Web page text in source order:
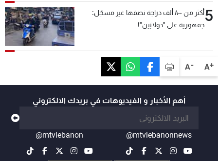
A+
A-
5
أكثر من ٨٠٠ ألف دراجة نصفها غير مسجّل:
جمهورية على "دولابَين"!
أهم الأخبار و الفيديوهات في بريدك الالكتروني
@mtvlebanonnews
@mtvlebanon